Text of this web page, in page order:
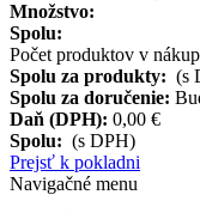
Množstvo:
Spolu:
Počet produktov v
Spolu za produkty: (s
Spolu za doručenie:
Daň (DPH): 0,00 €
Spolu: (s DPH)
Prejsť k pokladni
Navigačné menu